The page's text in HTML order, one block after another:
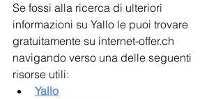
Se fossi alla ricerca di ulteriori
informazioni su Yallo le puoi trovare
gratuitamente su internet-offer.ch
navigando verso una delle seguenti
risorse utili:
Yallo